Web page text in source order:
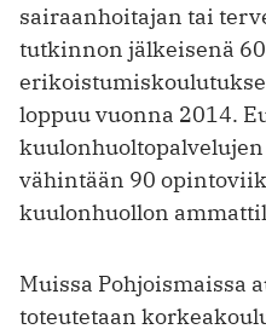
sairaanhoitajan tai
tutkinnon jälkeisenä
loppuu vuonna 2014.
vähintään 90
kuulonhuollon
Muissa Pohjoismaissa
toteutetaan